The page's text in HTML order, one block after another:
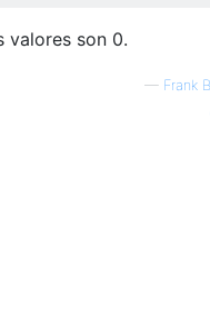
valores son 0.
— Frank